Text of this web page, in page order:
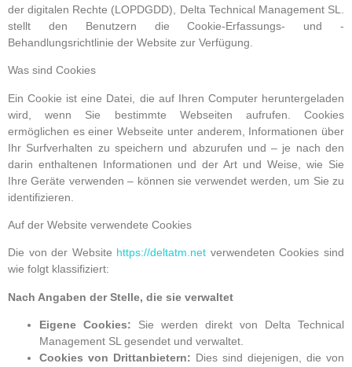
der digitalen Rechte (LOPDGDD), Delta Technical Management SL.
stellt den Benutzern die Cookie-Erfassungs- und -
Behandlungsrichtlinie der Website zur Verfügung.
Was sind Cookies
Ein Cookie ist eine Datei, die auf Ihren Computer heruntergeladen
wird, wenn Sie bestimmte Webseiten aufrufen. Cookies
ermöglichen es einer Webseite unter anderem, Informationen über
Ihr Surfverhalten zu speichern und abzurufen und – je nach den
darin enthaltenen Informationen und der Art und Weise, wie Sie
Ihre Geräte verwenden – können sie verwendet werden, um Sie zu
identifizieren.
Auf der Website verwendete Cookies
Die von der Website https://deltatm.net verwendeten Cookies sind
wie folgt klassifiziert:
Nach Angaben der Stelle, die sie verwaltet
Eigene Cookies: Sie werden direkt von Delta Technical
Management SL gesendet und verwaltet.
Cookies von Drittanbietern: Dies sind diejenigen, die von